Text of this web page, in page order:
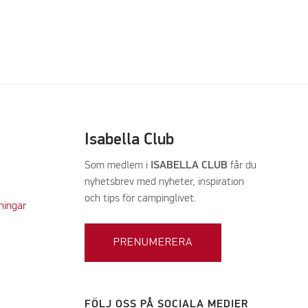
Isabella Club
Som medlem i ISABELLA CLUB får du
nyhetsbrev med nyheter, inspiration
och tips för campinglivet.
PRENUMERERA
FÖLJ OSS PÅ SOCIALA MEDIER